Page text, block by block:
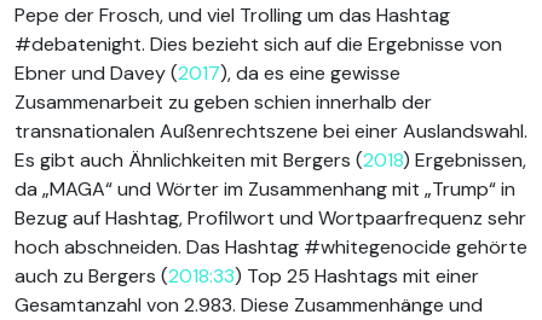
Pepe der Frosch, und viel Trolling um das Hashtag
#debatenight. Dies bezieht sich auf die Ergebnisse von
Ebner und Davey (2017), da es eine gewisse
Zusammenarbeit zu geben schien innerhalb der
transnationalen Außenrechtszene bei einer Auslandswahl.
Es gibt auch Ähnlichkeiten mit Bergers (2018) Ergebnissen,
da „MAGA“ und Wörter im Zusammenhang mit „Trump“ in
Bezug auf Hashtag, Profilwort und Wortpaarfrequenz sehr
hoch abschneiden. Das Hashtag #whitegenocide gehörte
auch zu Bergers (2018:33) Top 25 Hashtags mit einer
Gesamtanzahl von 2.983. Diese Zusammenhänge und